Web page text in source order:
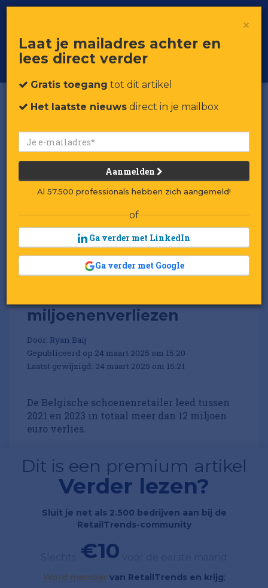
Voor professionals in retail & brands
Toggle
miljoenenverliezen
Door: Ryan Baij
Gepubliceerd op 24 maart 2025 om 15:20
Laatst gewijzigd: 24 maart 2025 om 15:21
De Belgische schoenenretailer leed tussen
2021 en 2023 in totaal meer dan 12 miljoen
euro verlies.
Dit is een premium artikel
Verder lezen?
Sluit je net als 2.500 bedrijven aan bij de
RetailTrends-community
€10
Word member van RetailTrends en krijg;
×
Laat je mailadres achter en
lees direct verder
Gratis toegang tot dit artikel
Het laatste nieuws direct in je mailbox
Aanmelden
Al 57.500 professionals hebben zich aangemeld!
of
Ga verder met LinkedIn
Ga verder met Google